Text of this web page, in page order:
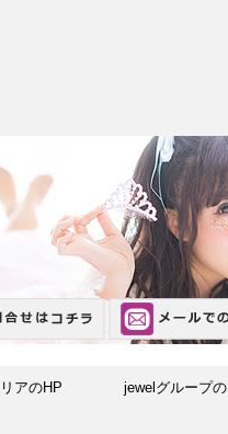
アのHP jewelグループ